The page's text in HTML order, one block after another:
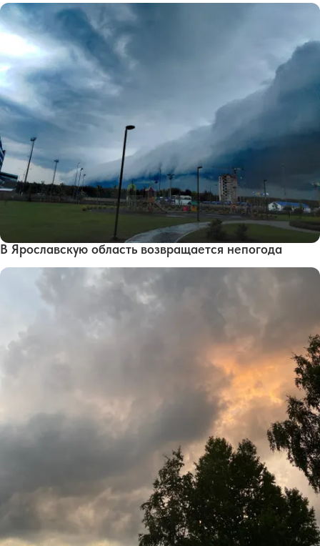
В Ярославскую область возвращается непогода